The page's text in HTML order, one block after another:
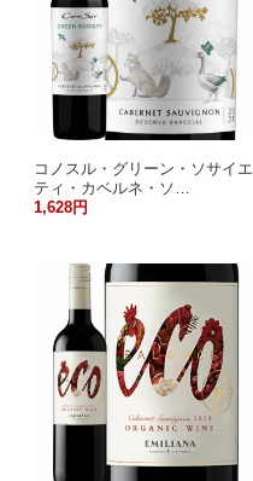
コノスル・グリーン・ソサイエ
ティ・カベルネ・ソ…
1,628円